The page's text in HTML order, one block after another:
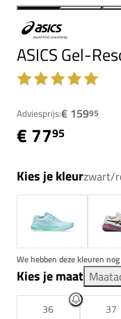
ASICS Gel-
Adviesprijs:€ 15995
€ 7795
Kies je kleurzwart/
We hebben deze kleuren
Kies je maat
36 37